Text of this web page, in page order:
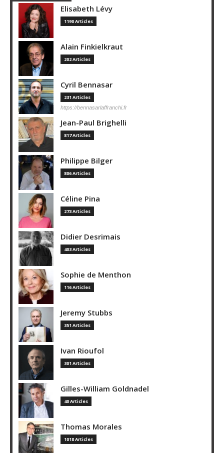
Elisabeth Lévy
1190 Articles
Alain Finkielkraut
202 Articles
Cyril Bennasar
231 Articles
https://bennasarlaffranchi.fr
Jean-Paul Brighelli
817 Articles
Philippe Bilger
806 Articles
Céline Pina
273 Articles
Didier Desrimais
403 Articles
Sophie de Menthon
116 Articles
Jeremy Stubbs
351 Articles
Ivan Rioufol
301 Articles
Gilles-William Goldnadel
40 Articles
Thomas Morales
1018 Articles